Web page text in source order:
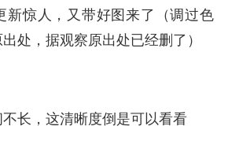
新惊人，又带好图来了（调过色
处，据观察原出处已经删了）
长，这清晰度倒是可以看看